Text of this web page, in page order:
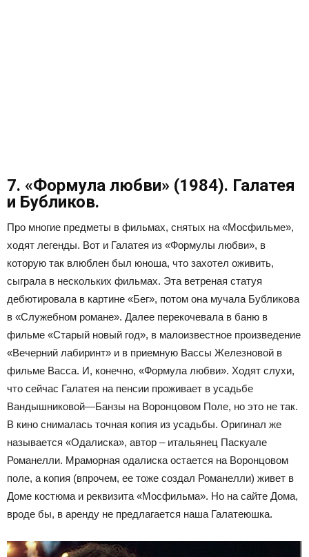
7. «Формула любви» (1984). Галатея
и Бубликов.
Про многие предметы в фильмах, снятых на «Мосфильме»,
ходят легенды. Вот и Галатея из «Формулы любви», в
которую так влюблен был юноша, что захотел оживить,
сыграла в нескольких фильмах. Эта ветреная статуя
дебютировала в картине «Бег», потом она мучала Бубликова
в «Служебном романе». Далее перекочевала в баню в
фильме «Старый новый год», в малоизвестное произведение
«Вечерний лабиринт» и в приемную Вассы Железновой в
фильме Васса. И, конечно, «Формула любви». Ходят слухи,
что сейчас Галатея на пенсии проживает в усадьбе
Вандышниковой—Банзы на Воронцовом Поле, но это не так.
В кино снималась точная копия из усадьбы. Оригинал же
называется «Одалиска», автор – итальянец Паскуале
Романелли. Мраморная одалиска остается на Воронцовом
поле, а копия (впрочем, ее тоже создал Романелли) живет в
Доме костюма и реквизита «Мосфильма». Но на сайте Дома,
вроде бы, в аренду не предлагается наша Галатеюшка.